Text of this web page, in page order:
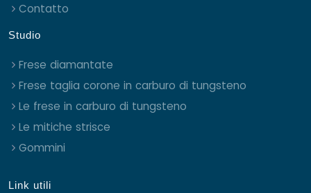
Contatto
Studio
Frese diamantate
Frese taglia corone in carburo di tungsteno
Le frese in carburo di tungsteno
Le mitiche strisce
Gommini
Link utili